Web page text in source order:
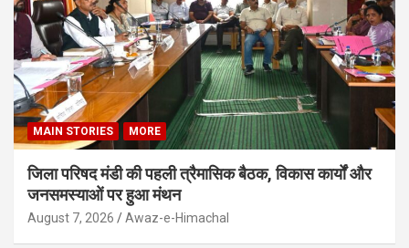
MAIN STORIES MORE
जिला परिषद मंडी की पहली त्रैमासिक बैठक, विकास कार्यों और
जनसमस्याओं पर हुआ मंथन
August 7, 2026 Awaz-e-Himachal